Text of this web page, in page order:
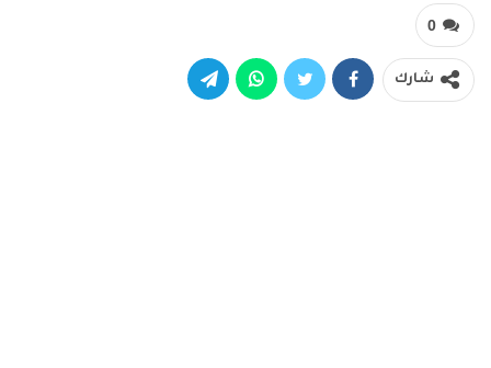
0
شارك